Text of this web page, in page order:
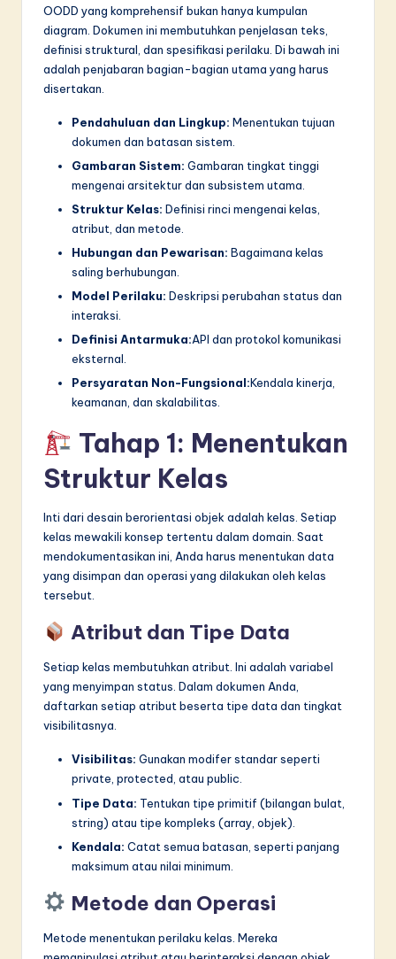
OODD yang komprehensif bukan hanya kumpulan
diagram. Dokumen ini membutuhkan penjelasan teks,
definisi struktural, dan spesifikasi perilaku. Di bawah ini
adalah penjabaran bagian-bagian utama yang harus
disertakan.
Pendahuluan dan Lingkup: Menentukan tujuan
dokumen dan batasan sistem.
Gambaran Sistem: Gambaran tingkat tinggi
mengenai arsitektur dan subsistem utama.
Struktur Kelas: Definisi rinci mengenai kelas,
atribut, dan metode.
Hubungan dan Pewarisan: Bagaimana kelas
saling berhubungan.
Model Perilaku: Deskripsi perubahan status dan
interaksi.
Definisi Antarmuka:API dan protokol komunikasi
eksternal.
Persyaratan Non-Fungsional:Kendala kinerja,
keamanan, dan skalabilitas.
Tahap 1: Menentukan
Struktur Kelas
Inti dari desain berorientasi objek adalah kelas. Setiap
kelas mewakili konsep tertentu dalam domain. Saat
mendokumentasikan ini, Anda harus menentukan data
yang disimpan dan operasi yang dilakukan oleh kelas
tersebut.
Atribut dan Tipe Data
Setiap kelas membutuhkan atribut. Ini adalah variabel
yang menyimpan status. Dalam dokumen Anda,
daftarkan setiap atribut beserta tipe data dan tingkat
visibilitasnya.
Visibilitas: Gunakan modifer standar seperti
private, protected, atau public.
Tipe Data: Tentukan tipe primitif (bilangan bulat,
string) atau tipe kompleks (array, objek).
Kendala: Catat semua batasan, seperti panjang
maksimum atau nilai minimum.
Metode dan Operasi
Metode menentukan perilaku kelas. Mereka